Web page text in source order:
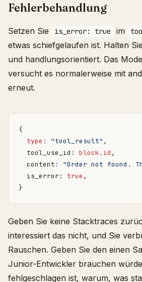
Fehlerbehandlung
Setzen Sie is_error: true im
etwas schiefgelaufen ist. Halten
und handlungsorientiert. Das
versucht es normalerweise mit
erneut.
{
type : "tool_result" ,
tool_use_id : block.id ,
content :
"Order not found.
is_error : true ,
}
Geben Sie keine Stacktraces
interessiert das nicht, und Sie
Rauschen. Geben Sie den einen
Junior-Entwickler brauchen
fehlgeschlagen ist, warum, was